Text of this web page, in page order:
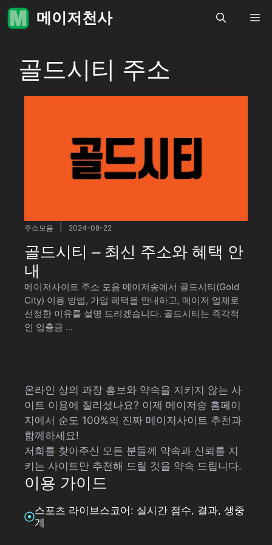
컨
메이저천사 메
골드시티 주소
주소모음 2024-08-22
골드시티 – 최신 주소와 혜택 안
내
메이저사이트 주소 모음 메이저송에서 골드시티(Gold
City) 이용 방법, 가입 혜택을 안내하고, 메이저 업체로
선정한 이유를 설명 드리겠습니다. 골드시티는 즉각적
인 입출금 ...
온라인 상의 과장 홍보와 약속을 지키지 않는 사
이트 이용에 질리셨나요? 이제 메이저송 홈페이
지에서 순도 100%의 진짜 메이저사이트 추천과
함께하세요!
저희를 찾아주신 모든 분들께 약속과 신뢰를 지
키는 사이트만 추천해 드릴 것을 약속 드립니다.
이용 가이드
스포츠 라이브스코어: 실시간 점수, 결과, 생중
계